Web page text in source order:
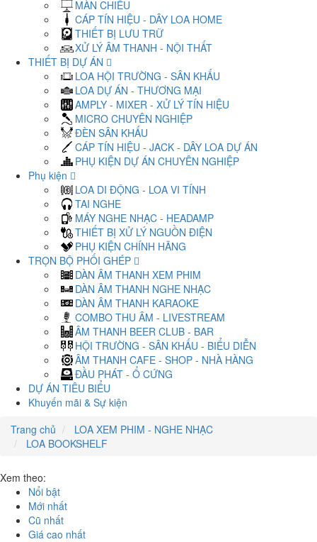
MÀN CHIẾU
CÁP TÍN HIỆU - DÂY LOA HOME
THIẾT BỊ LƯU TRỮ
XỬ LÝ ÂM THANH - NỘI THẤT
THIẾT BỊ DỰ ÁN
LOA HỘI TRƯỜNG - SÂN KHẤU
LOA DỰ ÁN - THƯƠNG MẠI
AMPLY - MIXER - XỬ LÝ TÍN HIỆU
MICRO CHUYÊN NGHIỆP
ĐÈN SÂN KHẤU
CÁP TÍN HIỆU - JACK - DÂY LOA DỰ ÁN
PHỤ KIỆN DỰ ÁN CHUYÊN NGHIỆP
Phụ kiện
LOA DI ĐỘNG - LOA VI TÍNH
TAI NGHE
MÁY NGHE NHẠC - HEADAMP
THIẾT BỊ XỬ LÝ NGUỒN ĐIỆN
PHỤ KIỆN CHÍNH HÃNG
TRỌN BỘ PHỐI GHÉP
DÀN ÂM THANH XEM PHIM
DÀN ÂM THANH NGHE NHẠC
DÀN ÂM THANH KARAOKE
COMBO THU ÂM - LIVESTREAM
ÂM THANH BEER CLUB - BAR
HỘI TRƯỜNG - SÂN KHẤU - BIỂU DIỄN
ÂM THANH CAFE - SHOP - NHÀ HÀNG
ĐẦU PHÁT - Ổ CỨNG
DỰ ÁN TIÊU BIỂU
Khuyến mãi & Sự kiện
Trang chủ
LOA XEM PHIM - NGHE NHẠC
LOA BOOKSHELF
Xem theo:
Nổi bật
Mới nhất
Cũ nhất
Giá cao nhất